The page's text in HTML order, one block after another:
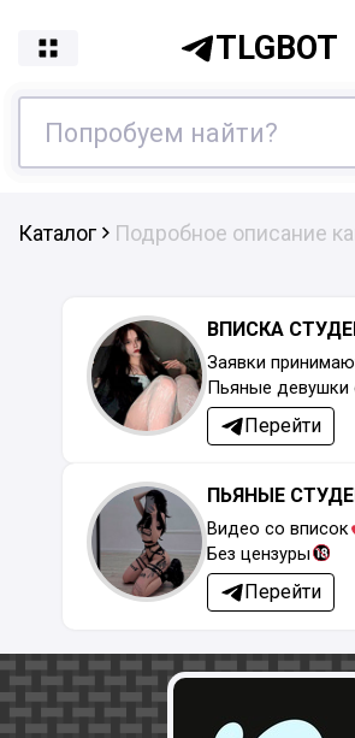
TLGBOT
Каталог Подробное описание
ВПИСКА
Заявки
Пьяные девушки
Перейти
ПЬЯНЫЕ
Видео со вписок
Без цензуры
Перейти